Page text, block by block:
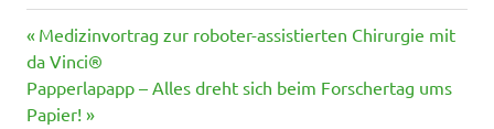
Beitragsnavigation
Vorheriger
Beitrag:
Medizinvortrag zur roboter-assistierten Chirurgie mit
da Vinci®
Nächster
Beitrag:
Papperlapapp – Alles dreht sich beim Forschertag ums
Papier!